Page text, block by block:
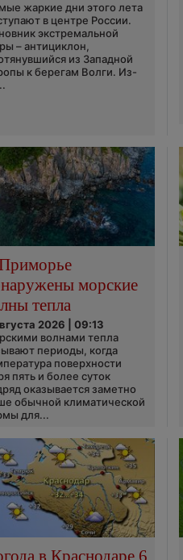
жаркие дни этого лета
в центре России.
экстремальной
– антициклон,
из Западной
к берегам Волги. Из-
морские
тепла
2026 | 09:13
волнами тепла
периоды, когда
поверхности
пять и более суток
оказывается заметно
обычной климатической
для...
в Краснодаре 6